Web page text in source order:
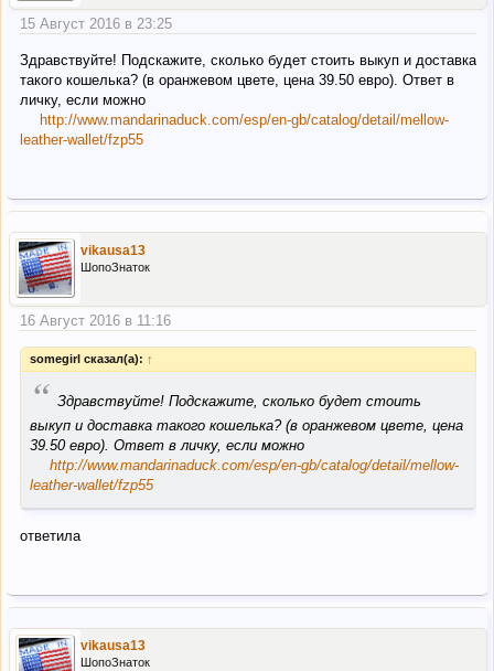
15 Август 2016 в 23:25
Здравствуйте! Подскажите, сколько будет стоить выкуп и доставка
такого кошелька? (в оранжевом цвете, цена 39.50 евро). Ответ в
личку, если можно
http://www.mandarinaduck.com/esp/en-gb/catalog/detail/mellow-
leather-wallet/fzp55
vikausa13
ШопоЗнаток
16 Август 2016 в 11:16
somegirl сказал(а): ↑
“ Здравствуйте! Подскажите, сколько будет стоить
выкуп и доставка такого кошелька? (в оранжевом цвете, цена
39.50 евро). Ответ в личку, если можно
http://www.mandarinaduck.com/esp/en-gb/catalog/detail/mellow-
leather-wallet/fzp55
ответила
vikausa13
ШопоЗнаток